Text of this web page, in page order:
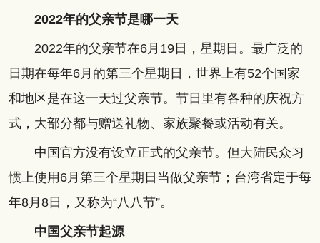
2022年的父亲节是哪一天
2022年的父亲节在6月19日，星期日。最广泛的
日期在每年6月的第三个星期日，世界上有52个国家
和地区是在这一天过父亲节。节日里有各种的庆祝方
式，大部分都与赠送礼物、家族聚餐或活动有关。
中国官方没有设立正式的父亲节。但大陆民众习
惯上使用6月第三个星期日当做父亲节；台湾省定于每
年8月8日，又称为“八八节”。
中国父亲节起源